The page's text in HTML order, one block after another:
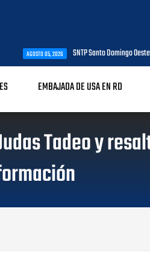
SNTP Santo Domingo Oeste agradece al
EMBAJADA DE USA EN RD
Tadeo y